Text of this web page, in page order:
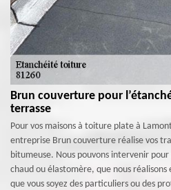
Brun couverture pour
terrasse
Pour vos maisons à toiture plate à
entreprise Brun couverture réalise vos
bitumeuse. Nous pouvons intervenir
chaud ou élastomère, que nous
que vous soyez des particuliers ou des